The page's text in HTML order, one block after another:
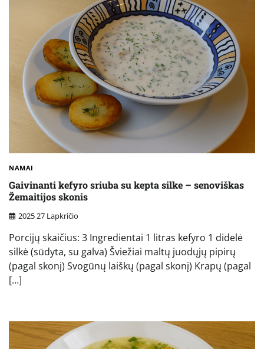
NAMAI
Gaivinanti kefyro sriuba su kepta silke – senoviškas
Žemaitijos skonis
2025 27 Lapkričio
Porcijų skaičius: 3 Ingredientai 1 litras kefyro 1 didelė
silkė (sūdyta, su galva) Šviežiai maltų juodųjų pipirų
(pagal skonį) Svogūnų laiškų (pagal skonį) Krapų (pagal
[…]